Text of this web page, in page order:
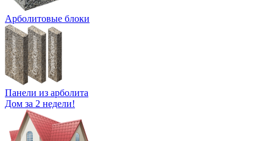
Арболитовые блоки
Панели из арболита
Дом за 2 недели!